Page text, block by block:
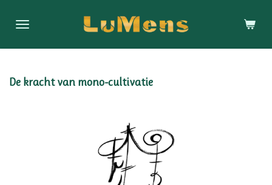
direct
hoofdinhoud
De kracht van mono-cultivatie